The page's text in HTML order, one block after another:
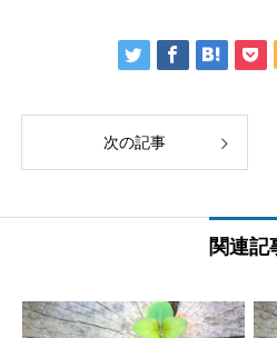
次の記事
関連記